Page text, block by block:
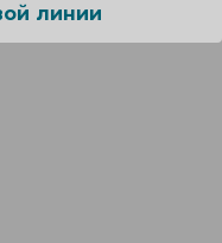
линии